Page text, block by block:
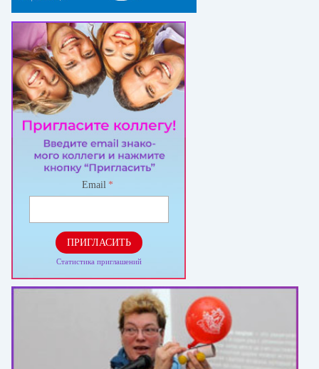
Email *
ПРИГЛАСИТЬ
Статистика приглашений